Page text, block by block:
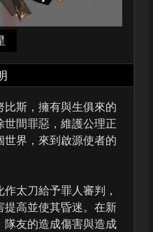
斯，擁有與生俱來的
間罪惡，維護公理正
界，來到啟源使者的
太刀給予罪人審判，
高並使其昏迷。在新
友的造成傷害與造成